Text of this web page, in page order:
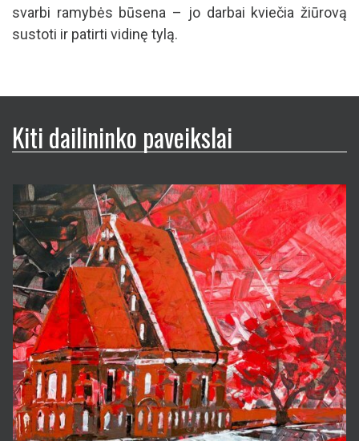
svarbi ramybės būsena – jo darbai kviečia žiūrovą
sustoti ir patirti vidinę tylą.
Kiti dailininko paveikslai